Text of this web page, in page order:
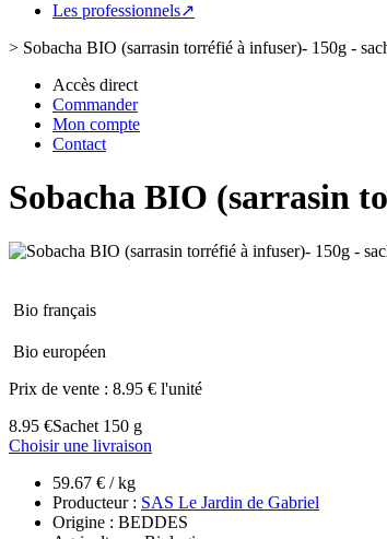
Les professionnels↗
> Sobacha BIO (sarrasin torréfié à infuser)- 150g -
Accès direct
Commander
Mon compte
Contact
Sobacha BIO (sarrasin
Bio français
Bio européen
Prix de vente : 8.95 € l'unité
8.95 €Sachet 150 g
Choisir une livraison
59.67 € / kg
Producteur : SAS Le Jardin de Gabriel
Origine : BEDDES